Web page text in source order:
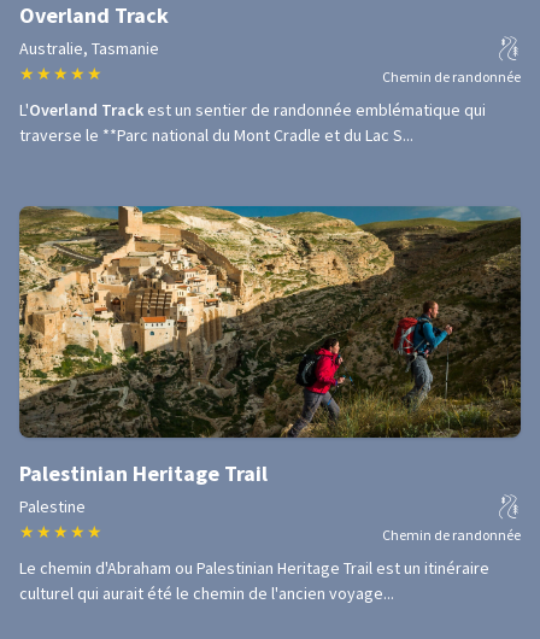
Overland Track
Australie, Tasmanie
★ ★ ★ ★ ★ Chemin de randonnée
L'Overland Track est un sentier de randonnée emblématique qui
traverse le **Parc national du Mont Cradle et du Lac S...
Palestinian Heritage Trail
Palestine
★ ★ ★ ★ ★ Chemin de randonnée
Le chemin d'Abraham ou Palestinian Heritage Trail est un itinéraire
culturel qui aurait été le chemin de l'ancien voyage...